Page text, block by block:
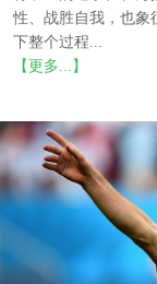
性、战胜自我，也象
下整个过程...
【更多...】